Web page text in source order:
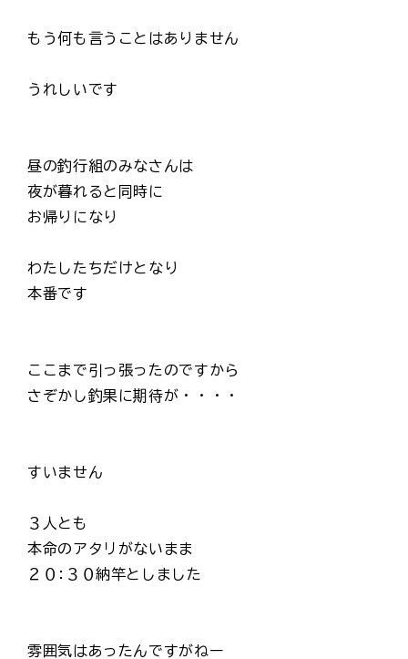
もう何も言うことはありません
うれしいです
昼の釣行組のみなさんは
夜が暮れると同時に
お帰りになり
わたしたちだけとなり
本番です
ここまで引っ張ったのですから
さぞかし釣果に期待が・・・・
すいません
３人とも
本命のアタリがないまま
２０:３０納竿としました
雰囲気はあったんですがねー